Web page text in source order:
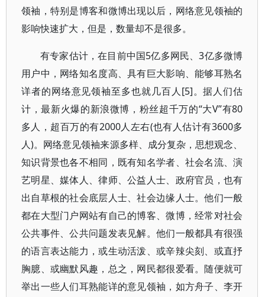
领袖，特别是博客和微博出现以后，网络意见领袖的
影响快速扩大，但是，数量却不是很多。
有专家估计，在目前中国5亿多网民、3亿多微博
用户中，网络知名度高、具有巨大影响、能够耳熟名
详者的网络意见领袖至多也就几百人[5]。据人们估
计，最新火爆的新浪微博，粉丝超千万的“大V”有80
多人，超百万的有2000人左右(也有人估计有3600多
人)。网络意见领袖来源多样、成分复杂，思想观念、
知识背景也各不相同，既有知名学者、社会名流、演
艺明星、媒体人、律师、公益人士、政府官员，也有
出自草根的社会底层人士、社会边缘人士。他们一般
都在大型门户网站有自己的博客、微博，经常对社会
公共事件、公共问题发表见解。他们一般都具有很强
的语言表达能力，或生动活泼、或辛辣尖刻、或直抒
胸臆、或幽默风趣，总之，网民都很爱看。随便就可
举出一些人们耳熟能详的意见领袖，如方舟子、李开